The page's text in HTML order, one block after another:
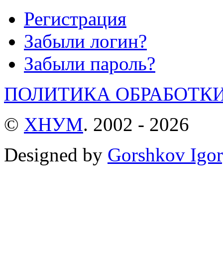
Регистрация
Забыли логин?
Забыли пароль?
ПОЛИТИКА
© ХНУМ. 2002 - 2026
Designed by Gorshkov Igor